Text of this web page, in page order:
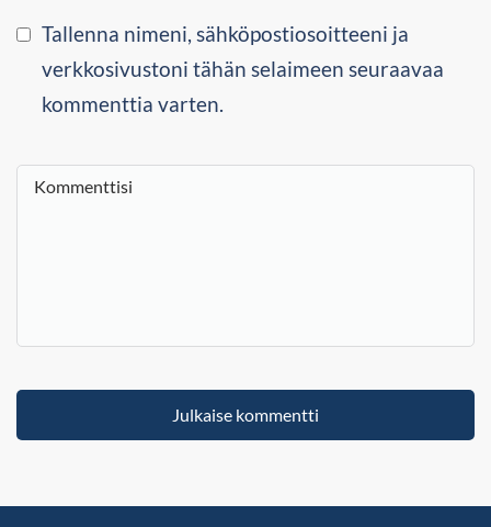
Tallenna nimeni, sähköpostiosoitteeni ja
verkkosivustoni tähän selaimeen seuraavaa
kommenttia varten.